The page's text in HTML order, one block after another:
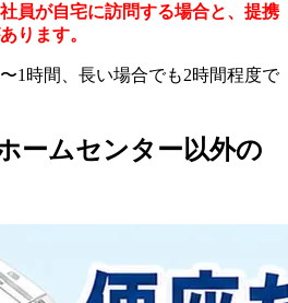
員が自宅に訪問する場合と、提携
ります。
1時間、長い場合でも2時間程度で
ームセンター以外の